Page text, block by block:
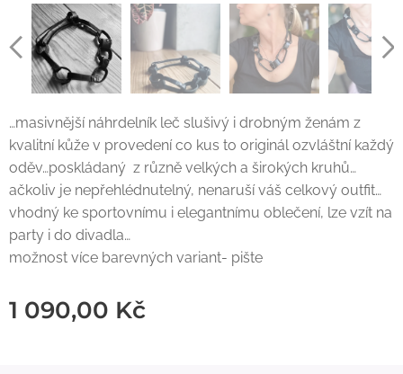
…masivnější náhrdelník leč slušivý i drobným ženám z
kvalitní kůže v provedení co kus to originál ozvláštní každý
oděv…poskládaný z různě velkých a širokých kruhů…
ačkoliv je nepřehlédnutelný, nenaruší váš celkový outfit…
vhodný ke sportovnímu i elegantnímu oblečení, lze vzít na
party i do divadla…
možnost více barevných variant- pište
1 090,00 Kč